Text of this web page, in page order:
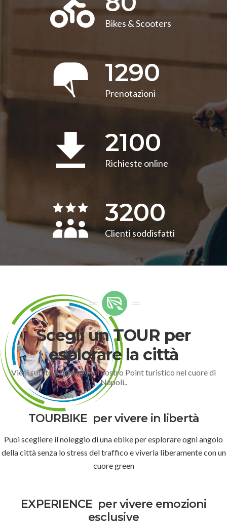
Bikes & Scooters
1290
Prenotazioni
2100
Richieste online
3200
Clienti soddisfatti
Scegli un TOUR per
esplorare la città
Vieni subito a trovarci nel nostro Point turistico nel cuore di
Napoli..
TOURBIKE per vivere in libertà
Puoi scegliere il noleggio di una ebike per esplorare ogni angolo
della città senza lo stress del traffico e viverla liberamente con un
cuore green
EXPERIENCE per vivere emozioni
esclusive